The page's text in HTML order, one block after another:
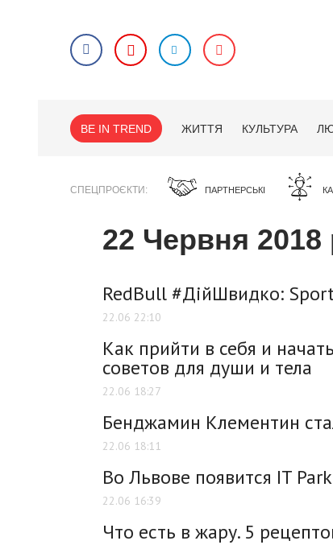
BE IN TREND ЖИТТЯ КУЛЬТУРА
СПЕЦПРОЄКТИ ПАРТНЕРСЬКІ
22 Червня 2018
RedBull #ДійШвидко:
22.06 22:10
Как прийти в себя и
советов для души и тела
22.06 18:27
Бенджамин Клементин
22.06 18:11
Во Львове появится IT Park
22.06 16:39
Что есть в жару. 5